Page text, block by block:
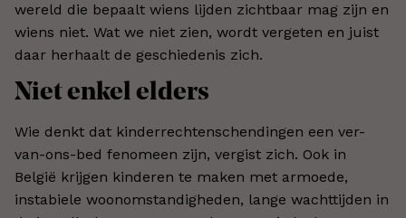
wereld die bepaalt wiens lijden zichtbaar mag zijn en
wiens niet. Wat we niet zien, wordt vergeten en juist
daar herhaalt de geschiedenis zich.
Niet enkel elders
Wie denkt dat kinderrechtenschendingen een ver-
van-ons-bed fenomeen zijn, vergist zich. Ook in
België krijgen kinderen te maken met armoede,
instabiele woonomstandigheden, lange wachttijden in